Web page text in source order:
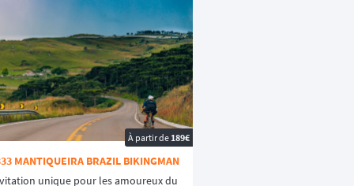
et d'allonger les distances de vos
pour permettre à tous de découvrir des
lesexpéditions sur le sabledes déserts
de pilotage unique en totale
À partir de 189€
MANTIQUEIRA BRAZIL BIKINGMAN
unique pour les amoureux du